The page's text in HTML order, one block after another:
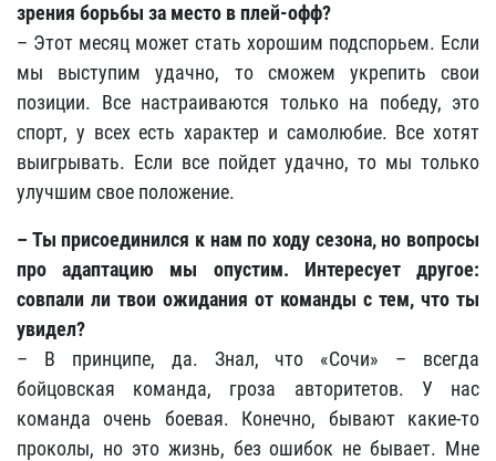
зрения борьбы за место в плей-офф?
– Этот месяц может стать хорошим подспорьем. Если
мы выступим удачно, то сможем укрепить свои
позиции. Все настраиваются только на победу, это
спорт, у всех есть характер и самолюбие. Все хотят
выигрывать. Если все пойдет удачно, то мы только
улучшим свое положение.
– Ты присоединился к нам по ходу сезона, но вопросы
про адаптацию мы опустим. Интересует другое:
совпали ли твои ожидания от команды с тем, что ты
увидел?
– В принципе, да. Знал, что «Сочи» – всегда
бойцовская команда, гроза авторитетов. У нас
команда очень боевая. Конечно, бывают какие-то
проколы, но это жизнь, без ошибок не бывает. Мне